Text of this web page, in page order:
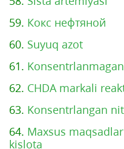
59. Кокс нефтяной
60. Suyuq azot
61.
62. CHDA markali
63. Konsentrlangan
64. Maxsus
kislota